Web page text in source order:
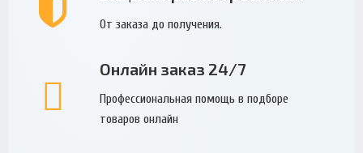
От заказа до получения.
Онлайн заказ 24/7
Профессиональная помощь в подборе
товаров онлайн